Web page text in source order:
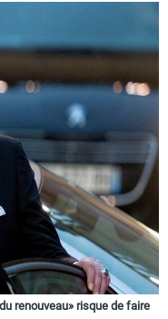
renouveau» risque de faire